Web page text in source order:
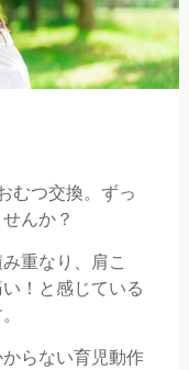
むつ交換。ずっ
んか？
重なり、肩こ
！と感じている
らない育児動作